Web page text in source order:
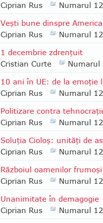
Ciprian Rus
Numarul
Veşti bune dinspre America
Ciprian Rus
Numarul
1 decembrie zdrenţuit
Cristian Curte
Numarul
10 ani în UE: de la emoţie
Ciprian Rus
Numarul
Politizare contra
Ciprian Rus
Numarul
Soluţia Cioloş: unităţi de
Ciprian Rus
Numarul
Războiul oamenilor frumoşi
Ciprian Rus
Numarul
Unanimitate în demagogie
Ciprian Rus
Numarul